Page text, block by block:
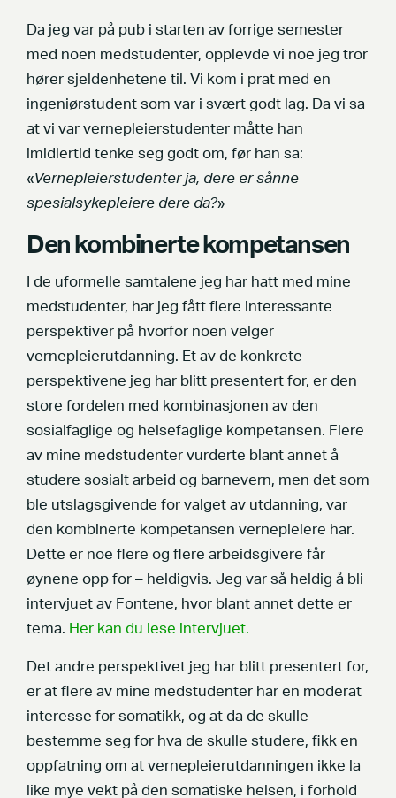
Da jeg var på pub i starten av forrige semester
med noen medstudenter, opplevde vi noe jeg tror
hører sjeldenhetene til. Vi kom i prat med en
ingeniørstudent som var i svært godt lag. Da vi sa
at vi var vernepleierstudenter måtte han
imidlertid tenke seg godt om, før han sa:
«Vernepleierstudenter ja, dere er sånne
spesialsykepleiere dere da?»
Den kombinerte kompetansen
I de uformelle samtalene jeg har hatt med mine
medstudenter, har jeg fått flere interessante
perspektiver på hvorfor noen velger
vernepleierutdanning. Et av de konkrete
perspektivene jeg har blitt presentert for, er den
store fordelen med kombinasjonen av den
sosialfaglige og helsefaglige kompetansen. Flere
av mine medstudenter vurderte blant annet å
studere sosialt arbeid og barnevern, men det som
ble utslagsgivende for valget av utdanning, var
den kombinerte kompetansen vernepleiere har.
Dette er noe flere og flere arbeidsgivere får
øynene opp for – heldigvis. Jeg var så heldig å bli
intervjuet av Fontene, hvor blant annet dette er
tema. Her kan du lese intervjuet.
Det andre perspektivet jeg har blitt presentert for,
er at flere av mine medstudenter har en moderat
interesse for somatikk, og at da de skulle
bestemme seg for hva de skulle studere, fikk en
oppfatning om at vernepleierutdanningen ikke la
like mye vekt på den somatiske helsen, i forhold